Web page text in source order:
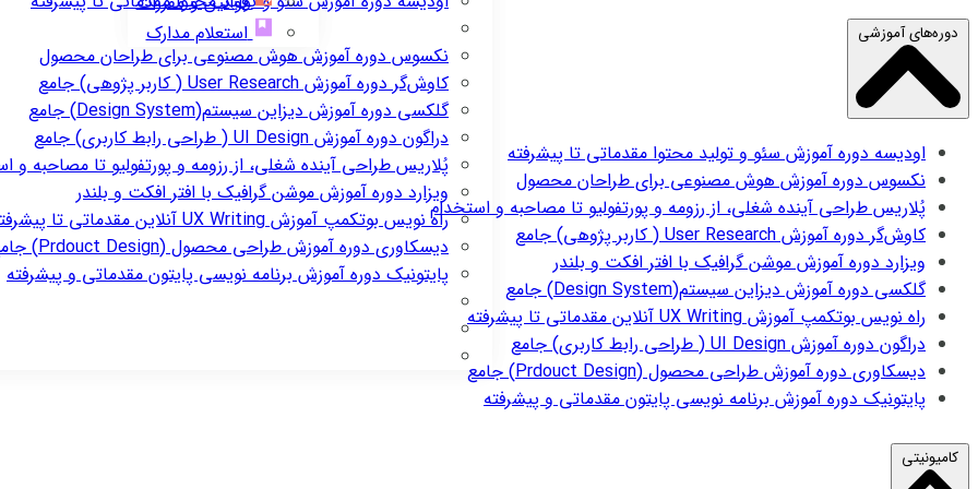
نکسوسدوره آموزش هوش مصنوعی برای طراحان محصول
کاوش‌گردوره آموزش User Research ( کاربر پژوهی) جامع
گلکسیدوره آموزش دیزاین سیستم(Design System) جامع
دراگوندوره آموزش UI Design ( طراحی رابط کاربری) جامع
پُلاریسطراحی آینده شغلی، از رزومه و پورتفولیو تا مصاحبه و
ویزارددوره آموزش موشن گرافیک با افتر افکت و بلندر
راه نویسبوتکمپ آموزش UX Writing آنلاین مقدماتی تا پیشرفته
دیسکاوریدوره آموزش طراحی محصول (Prdouct Design) جامع
پایتونیکدوره آموزش برنامه نویسی پایتون مقدماتی و پیشرفته
استعلام مدارک
دوره‌های آموزشی
اودیسهدوره آموزش سئو و تولید محتوا مقدماتی تا پیشرفته
نکسوسدوره آموزش هوش مصنوعی برای طراحان محصول
پُلاریسطراحی آینده شغلی، از رزومه و پورتفولیو تا مصاحبه و استخدام
کاوش‌گردوره آموزش User Research ( کاربر پژوهی) جامع
ویزارددوره آموزش موشن گرافیک با افتر افکت و بلندر
گلکسیدوره آموزش دیزاین سیستم(Design System) جامع
راه نویسبوتکمپ آموزش UX Writing آنلاین مقدماتی تا پیشرفته
دراگوندوره آموزش UI Design ( طراحی رابط کاربری) جامع
دیسکاوریدوره آموزش طراحی محصول (Prdouct Design) جامع
پایتونیکدوره آموزش برنامه نویسی پایتون مقدماتی و پیشرفته
کامیونیتی